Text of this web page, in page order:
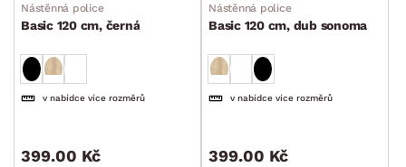
Nástěnná police
Basic 120 cm, černá
v nabídce více rozměrů
399.00 Kč
Nástěnná police
Basic 120 cm, dub sonoma
v nabídce více rozměrů
399.00 Kč